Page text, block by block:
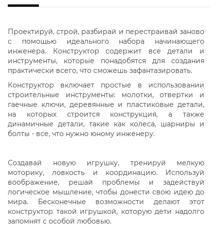
Проектируй, строй, разбирай и перестраивай заново
с помощью идеального набора начинающего
инженера. Конструктор содержит все детали и
инструменты, которые понадобятся для создания
практически всего, что сможешь зафантазировать.
Конструктор включает простые в использовании
строительные инструменты: молотки, отвертки и
гаечные ключи, деревянные и пластиковые детали,
на которых строится конструкция, а также
динамичные детали, такие как колеса, шарниры и
болты - все, что нужно юному инженеру.
Создавай новую игрушку, тренируй мелкую
моторику, ловкость и координацию. Используй
воображение, решай проблемы и задействуй
логическое мышление, чтобы донести свою идею до
мира. Бесконечные возможности делают этот
конструктор такой игрушкой, которую дети надолго
запомнят с особой любовью.